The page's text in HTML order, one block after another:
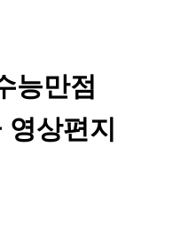
능만점
상편지